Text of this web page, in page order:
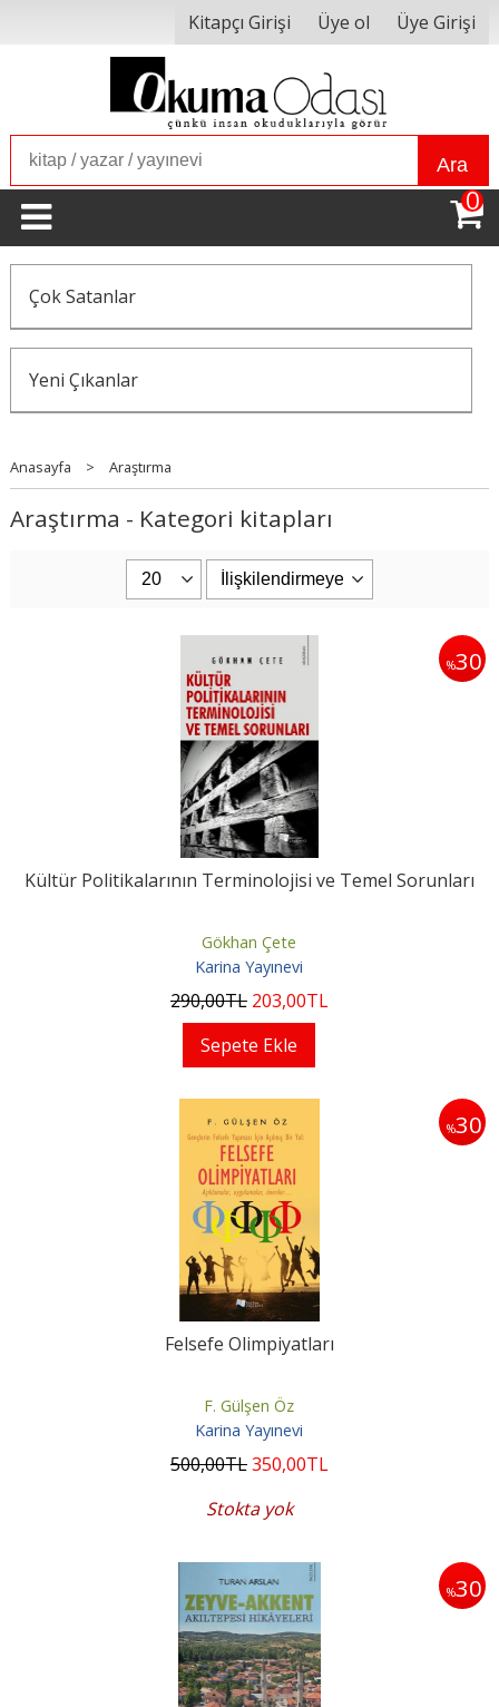
Kitapçı Girişi Üye ol Üye Girişi
Ara
0
Çok Satanlar
Yeni Çıkanlar
Anasayfa > Araştırma
Araştırma - Kategori kitapları
%30
Kültür Politikalarının Terminolojisi ve Temel Sorunları
Gökhan Çete
Karina Yayınevi
290,00TL 203,00TL
Sepete Ekle
%30
Felsefe Olimpiyatları
F. Gülşen Öz
Karina Yayınevi
500,00TL350,00TL
Stokta yok
%30